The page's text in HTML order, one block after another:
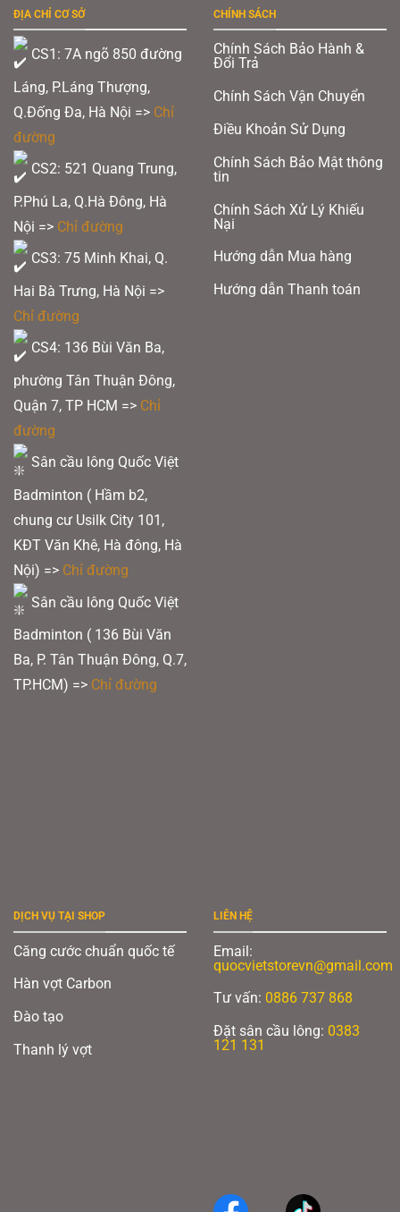
ĐỊA CHỈ CƠ SỞ
CS1: 7A ngõ 850 đường
Láng, P.Láng Thượng,
Q.Đống Đa, Hà Nội => Chỉ
đường
CS2: 521 Quang Trung,
P.Phú La, Q.Hà Đông, Hà
Nội => Chỉ đường
CS3: 75 Minh Khai, Q.
Hai Bà Trưng, Hà Nội =>
Chỉ đường
CS4: 136 Bùi Văn Ba,
phường Tân Thuận Đông,
Quận 7, TP HCM => Chỉ
đường
Sân cầu lông Quốc Việt
Badminton ( Hầm b2,
chung cư Usilk City 101,
KĐT Văn Khê, Hà đông, Hà
Nội) => Chỉ đường
Sân cầu lông Quốc Việt
Badminton ( 136 Bùi Văn
Ba, P. Tân Thuận Đông, Q.7,
TP.HCM) => Chỉ đường
CHÍNH SÁCH
Chính Sách Bảo Hành &
Đổi Trả
Chính Sách Vận Chuyển
Điều Khoản Sử Dụng
Chính Sách Bảo Mật thông
tin
Chính Sách Xử Lý Khiếu
Nại
Hướng dẫn Mua hàng
Hướng dẫn Thanh toán
DỊCH VỤ TẠI SHOP
Căng cước chuẩn quốc tế
Hàn vợt Carbon
Đào tạo
Thanh lý vợt
LIÊN HỆ
Email:
quocvietstorevn@gmail.com
Tư vấn: 0886 737 868
Đặt sân cầu lông: 0383
121 131